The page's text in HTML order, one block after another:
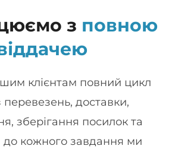
з повною
клієнтам повний цикл
перевезень, доставки,
зберігання посилок та
до кожного завдання ми